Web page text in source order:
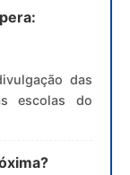
das
escolas do